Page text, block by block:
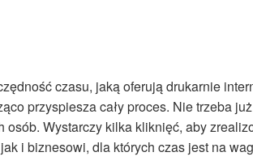
czasu, jaką oferują drukarnie
przyspiesza cały proces. Nie trzeba
Wystarczy kilka kliknięć, aby
i biznesowi, dla których czas jest na